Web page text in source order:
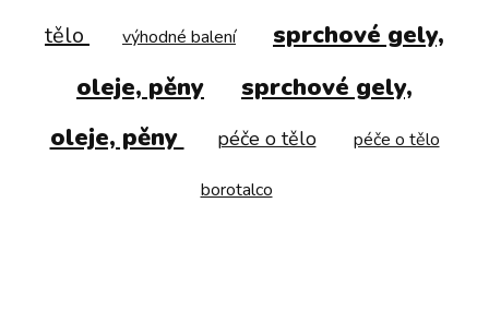
tělo
výhodné balení
sprchové gely,
oleje, pěny
sprchové gely,
oleje, pěny
péče o tělo péče o tělo
borotalco